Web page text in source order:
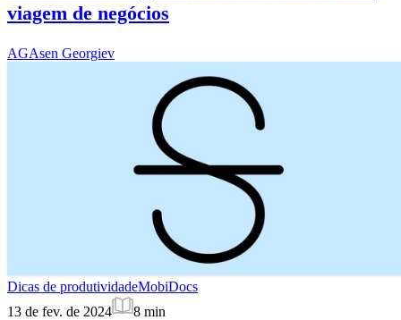
viagem de negócios
AGAsen Georgiev
Dicas de produtividadeMobiDocs
13 de fev. de 2024
8 min